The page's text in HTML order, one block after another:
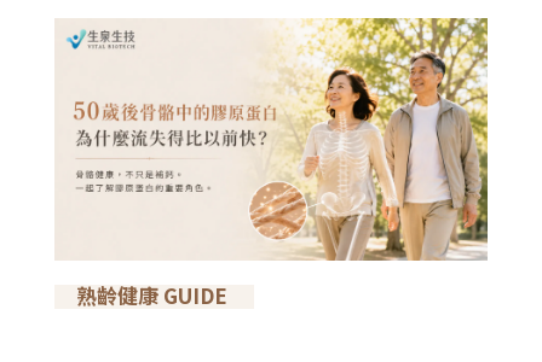
熟齡健康 GUIDE